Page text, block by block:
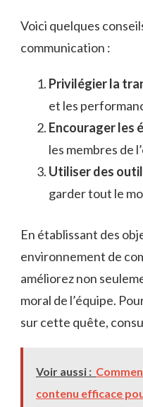
Voici quelques
communication :
Privilégier la
et les
Encourager les
les membres de
Utiliser des
garder tout le
En établissant des
environnement de
améliorez non
moral de l’équipe.
sur cette quête,
Voir aussi :
contenu efficace